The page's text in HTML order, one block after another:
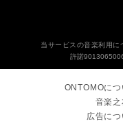
当サービスの音楽利用
許諾
ONTOMOにつ
音楽之
広告につ